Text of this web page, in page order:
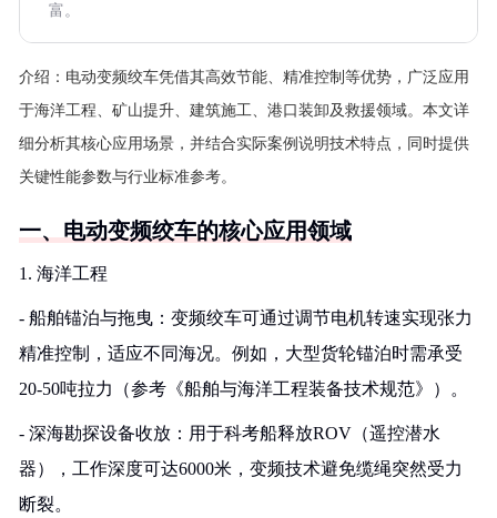
富。
介绍： 电动变频绞车凭借其高效节能、精准控制等优势，广泛应用
于海洋工程、矿山提升、建筑施工、港口装卸及救援领域。本文详
细分析其核心应用场景，并结合实际案例说明技术特点，同时提供
关键性能参数与行业标准参考。
一、电动变频绞车的核心应用领域
1. 海洋工程
- 船舶锚泊与拖曳：变频绞车可通过调节电机转速实现张力
精准控制，适应不同海况。例如，大型货轮锚泊时需承受
20-50吨拉力（参考《船舶与海洋工程装备技术规范》）。
- 深海勘探设备收放：用于科考船释放ROV（遥控潜水
器），工作深度可达6000米，变频技术避免缆绳突然受力
断裂。